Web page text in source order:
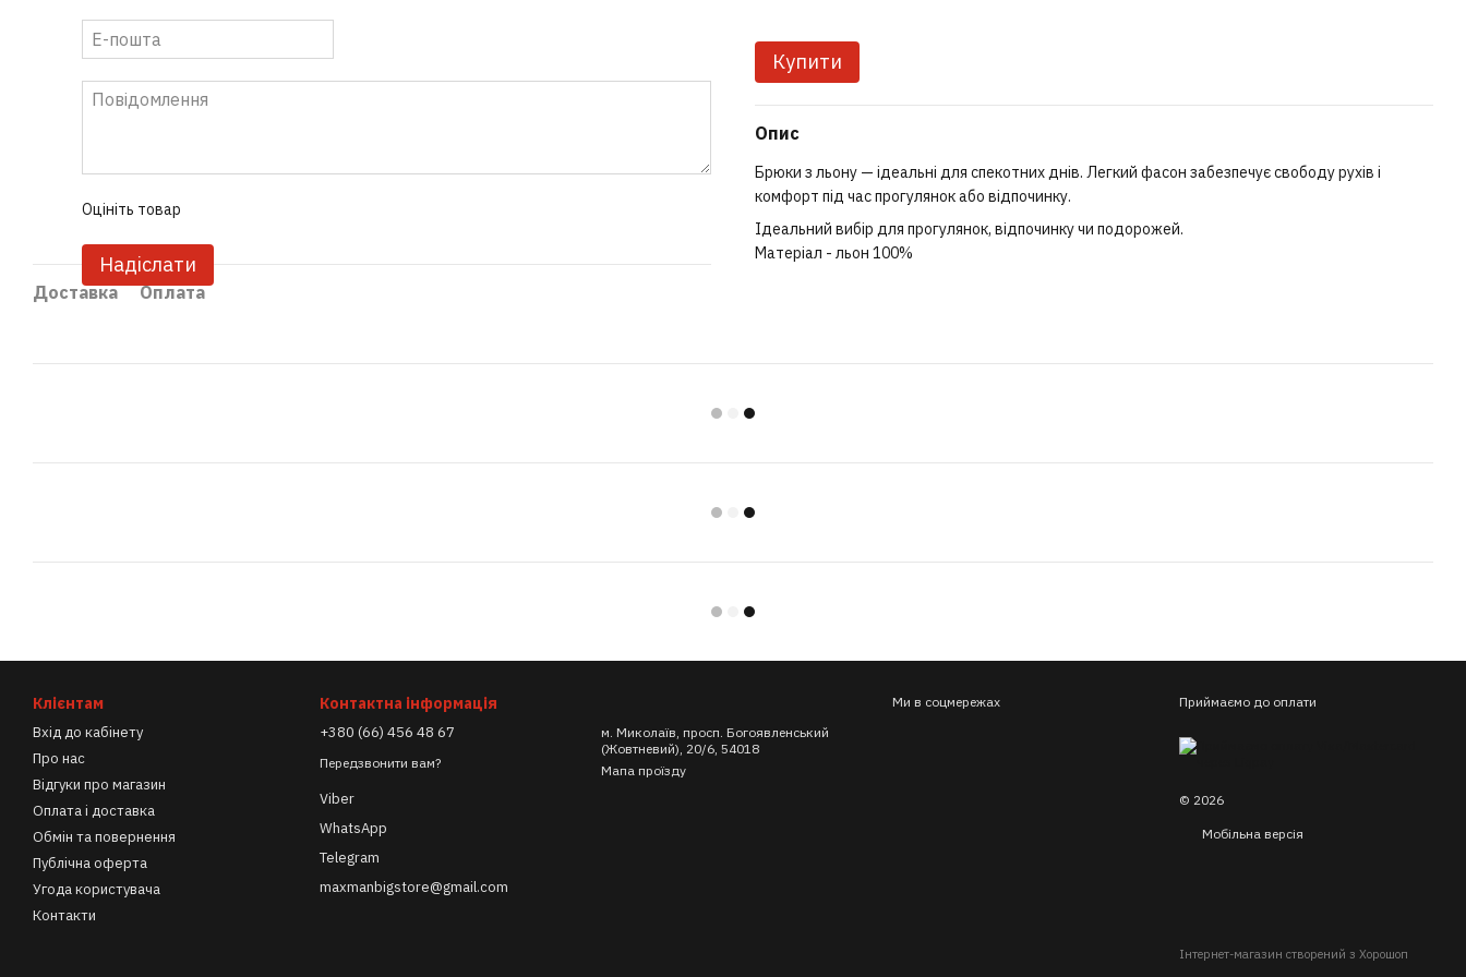
Оцініть товар
Надіслати
Доставка Оплата
Купити
Опис
Брюки з льону — ідеальні для спекотних днів. Легкий фасон забезпечує свободу рухів і
комфорт під час прогулянок або відпочинку.
Ідеальний вибір для прогулянок, відпочинку чи подорожей.
Матеріал - льон 100%
Клієнтам
Вхід до кабінету
Про нас
Відгуки про магазин
Оплата і доставка
Обмін та повернення
Публічна оферта
Угода користувача
Контакти
Контактна інформація
+380 (66) 456 48 67
Передзвонити вам?
Viber
WhatsApp
Telegram
maxmanbigstore@gmail.com
м. Миколаїв, просп. Богоявленський
(Жовтневий), 20/6, 54018
Мапа проїзду
Ми в соцмережах Приймаємо до оплати
© 2026
Мобільна версія
Інтернет-магазин створений з Хорошоп